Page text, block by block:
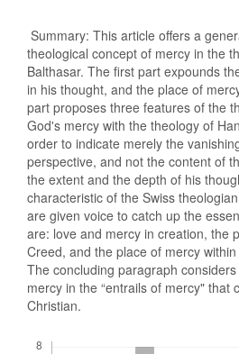
Summary: This article offers a
theological concept of mercy in the
Balthasar. The first part expounds
in his thought, and the place of
part proposes three features of the
God's mercy with the theology of
order to indicate merely the
perspective, and not the content of
the extent and the depth of his
characteristic of the Swiss
are given voice to catch up the
are: love and mercy in creation, the
Creed, and the place of mercy
The concluding paragraph
mercy in the “entrails of mercy" that
Christian.